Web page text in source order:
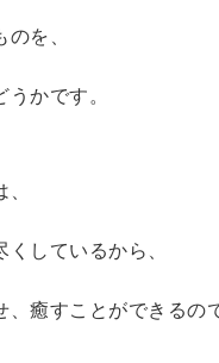
を、
かです。
くしているから、
、癒すことができるの